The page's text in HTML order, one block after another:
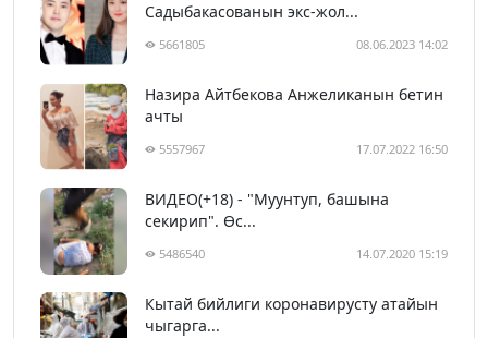
Садыбакасованын экс-жол...
5661805 08.06.2023 14:02
Назира Айтбекова Анжеликанын бетин
ачты
5557967 17.07.2022 16:50
ВИДЕО(+18) - "Муунтуп, башына
секирип". Өс...
5486540 14.07.2020 15:19
Кытай бийлиги коронавирусту атайын
чыгарга...